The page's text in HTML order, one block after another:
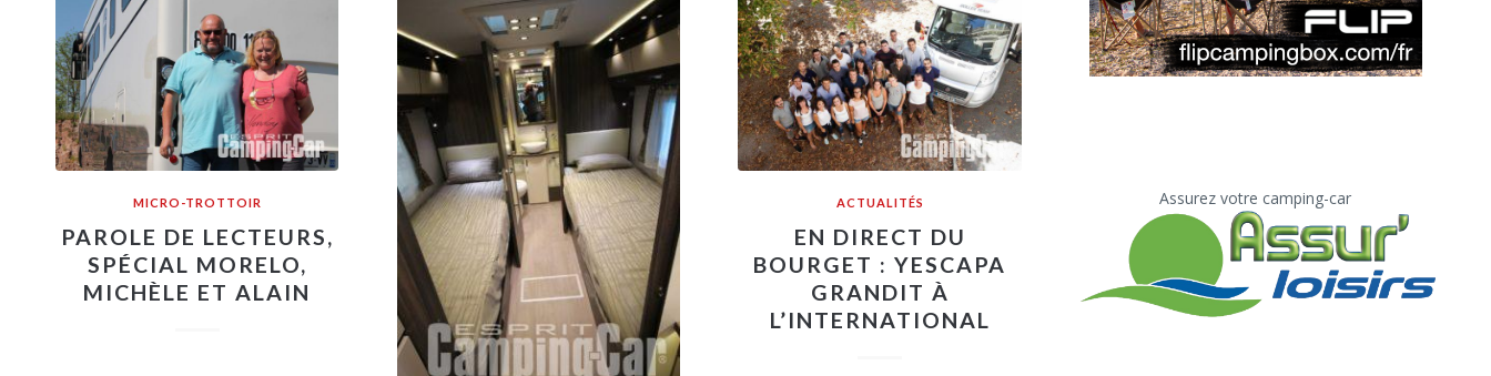
MICRO-TROTTOIR
PAROLE DE LECTEURS,
SPÉCIAL MORELO,
MICHÈLE ET ALAIN
ACTUALITÉS
EN DIRECT DU
BOURGET : YESCAPA
GRANDIT À
L’INTERNATIONAL
Assurez votre camping-car